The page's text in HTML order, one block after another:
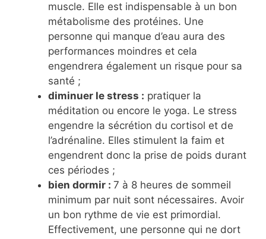
muscle. Elle est indispensable à un bon
métabolisme des protéines. Une
personne qui manque d’eau aura des
performances moindres et cela
engendrera également un risque pour sa
santé ;
diminuer le stress : pratiquer la
méditation ou encore le yoga. Le stress
engendre la sécrétion du cortisol et de
l’adrénaline. Elles stimulent la faim et
engendrent donc la prise de poids durant
ces périodes ;
bien dormir : 7 à 8 heures de sommeil
minimum par nuit sont nécessaires. Avoir
un bon rythme de vie est primordial.
Effectivement, une personne qui ne dort